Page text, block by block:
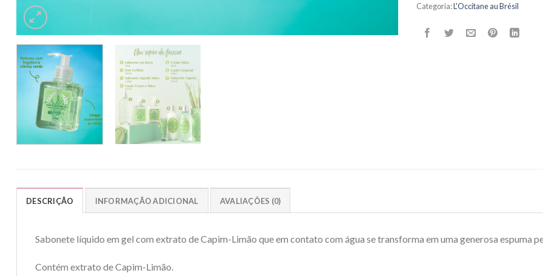
Categoria:L'Occitane au Brésil
DESCRIÇÃO INFORMAÇÃO ADICIONAL AVALIAÇÕES (0)
Sabonete líquido em gel com extrato de Capim-Limão que em contato com água se transforma em uma generosa espuma
Contém extrato de Capim-Limão.